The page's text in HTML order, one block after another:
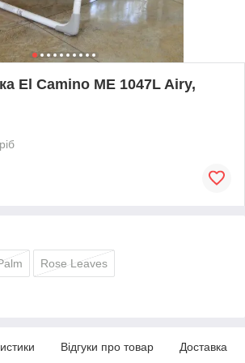
El Camino ME 1047L Airy,
Rose Leaves
Відгуки про товар Доставка